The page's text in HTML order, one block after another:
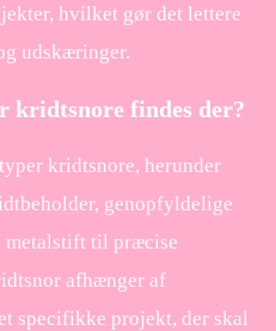
hvilket gør det lettere
udskæringer.
kridtsnore findes der?
kridtsnore, herunder
genopfyldelige
metalstift til præcise
afhænger af
specifikke projekt, der skal